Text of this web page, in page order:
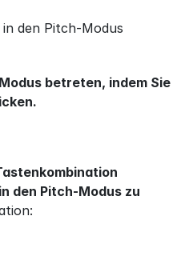
den Pitch-Modus
betreten, indem Sie
den Pitch-Modus zu